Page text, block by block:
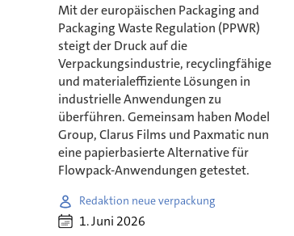
Mit der europäischen Packaging and
Packaging Waste Regulation (PPWR)
steigt der Druck auf die
Verpackungsindustrie, recyclingfähige
und materialeffiziente Lösungen in
industrielle Anwendungen zu
überführen. Gemeinsam haben Model
Group, Clarus Films und Paxmatic nun
eine papierbasierte Alternative für
Flowpack-Anwendungen getestet.
Redaktion neue verpackung
1. Juni 2026